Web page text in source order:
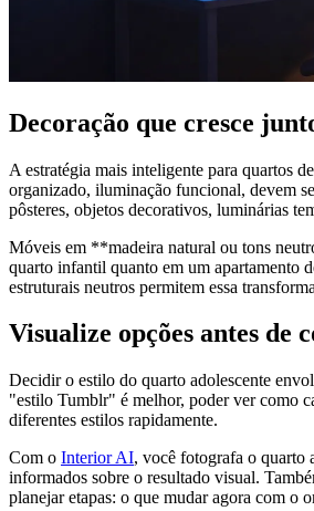
Decoração que cresce
A estratégia mais inteligente para quartos
organizado, iluminação funcional, devem
pôsteres, objetos decorativos, luminárias
Móveis em **madeira natural ou tons
quarto infantil quanto em um apartamento
estruturais neutros permitem essa
Visualize opções antes de
Decidir o estilo do quarto adolescente
"estilo Tumblr" é melhor, poder ver como
diferentes estilos rapidamente.
Com o Interior AI, você fotografa o quarto
informados sobre o resultado visual.
planejar etapas: o que mudar agora com o